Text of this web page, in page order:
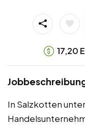
17,20
In Salzkotten